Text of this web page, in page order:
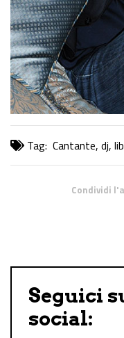
Tag: Cantante, dj,
Condividi
Seguici
social: